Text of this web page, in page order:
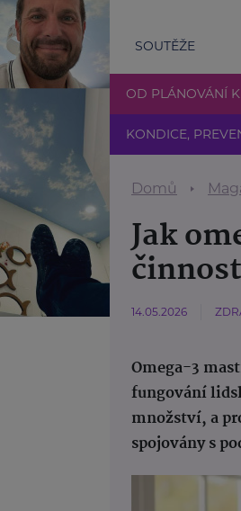
SOUTĚŽE
OD PLÁNOVÁNÍ
KONDICE,
Domů
Jak
14.05.2026
Omega-3
fungování
množství, a
spojovány s